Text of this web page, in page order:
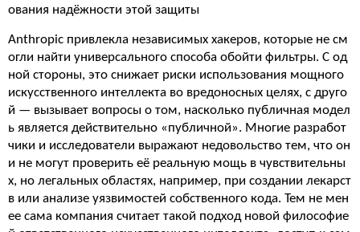
ования надёжности этой защиты
Anthropic привлекла независимых хакеров, которые не см
огли найти универсального способа обойти фильтры. С од
ной стороны, это снижает риски использования мощного
искусственного интеллекта во вредоносных целях, с друго
й — вызывает вопросы о том, насколько публичная модел
ь является действительно «публичной». Многие разработ
чики и исследователи выражают недовольство тем, что он
и не могут проверить её реальную мощь в чувствительны
х, но легальных областях, например, при создании лекарст
в или анализе уязвимостей собственного кода. Тем не мен
ее сама компания считает такой подход новой философие